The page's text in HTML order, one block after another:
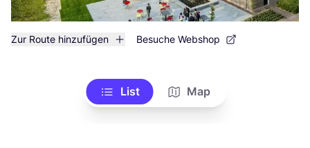
Zur Route hinzufügen Besuche Webshop
List Map